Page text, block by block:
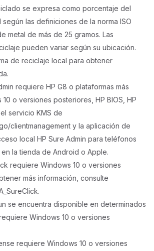
se expresa como porcentaje del
las definiciones de la norma ISO
metal de más de 25 gramos. Las
pueden variar según su ubicación.
de reciclaje local para obtener
requiere HP G8 o plataformas más
o versiones posteriores, HP BIOS, HP
servicio KMS de
clientmanagement y la aplicación de
local HP Sure Admin para teléfonos
la tienda de Android o Apple.
requiere Windows 10 o versiones
más información, consulte
se encuentra disponible en determinados
Windows 10 o versiones
requiere Windows 10 o versiones